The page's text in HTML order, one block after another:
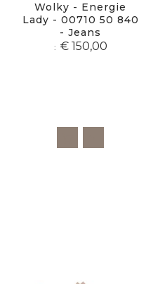
Wolky - Energie
Lady - 00710 50 840
- Jeans
€ 150,00